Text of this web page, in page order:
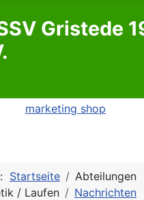
Gristede
Startseite
Abteilungen
/ Laufen
Nachrichten